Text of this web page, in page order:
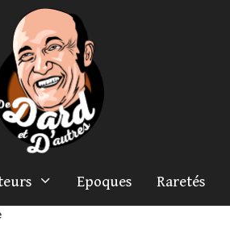
Epoques Raretés